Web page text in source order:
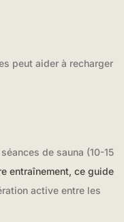
peut aider à recharger
de sauna (10-15
entraînement, ce guide
active entre les